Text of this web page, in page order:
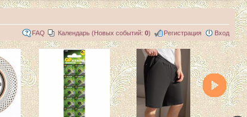
FAQ Календарь (Новых событий: 0) Регистрация Вход